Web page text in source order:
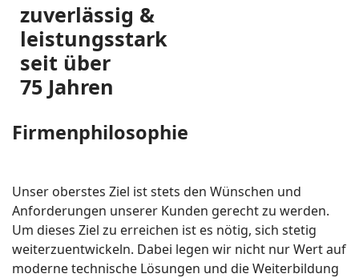
zuverlässig &
leistungsstark
seit über
75 Jahren
Firmenphilosophie
Unser oberstes Ziel ist stets den Wünschen und
Anforderungen unserer Kunden gerecht zu werden.
Um dieses Ziel zu erreichen ist es nötig, sich stetig
weiterzuentwickeln. Dabei legen wir nicht nur Wert auf
moderne technische Lösungen und die Weiterbildung